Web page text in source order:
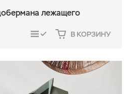
лежащего
СРАВНИТЬ В КОРЗИНУ